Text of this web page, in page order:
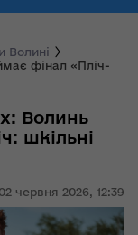
Волині
фінал «Пліч-
02 червня 2026, 12:39
Волинь
шкільні